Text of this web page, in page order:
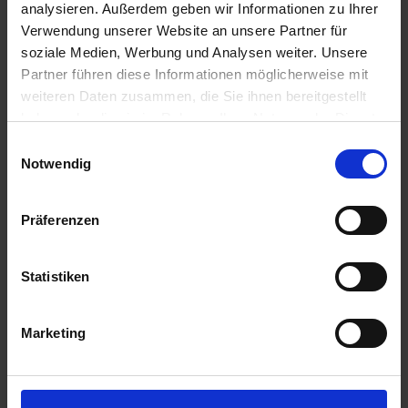
analysieren. Außerdem geben wir Informationen zu Ihrer
Verwendung unserer Website an unsere Partner für
soziale Medien, Werbung und Analysen weiter. Unsere
Partner führen diese Informationen möglicherweise mit
weiteren Daten zusammen, die Sie ihnen bereitgestellt
haben oder die sie im Rahmen Ihrer Nutzung der Dienste
Notwendig
Präferenzen
Statistiken
Marketing
3,03 € / kg
WARENKORB
Sprayfo Vitesse 30
WARENKORB
2,79 €
69,75 €pro 25 kg Sack